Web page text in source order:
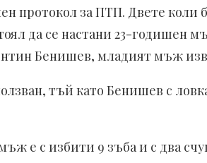
протокол за ПТП. Двете
да се настани 23-
Бенишев, младият мъж
тъй като Бенишев с
е с избити 9 зъба и с два